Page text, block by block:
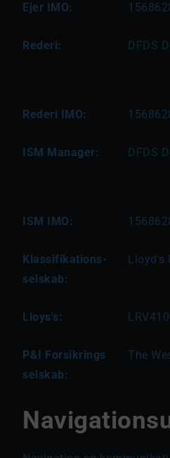
Ejer IMO:
Rederi: DFDS
Rederi IMO:
ISM Manager: DFDS
ISM IMO:
Klassifikations-
selskab:
Lloyd's
Lloys's:
P&I Forsikrings
selskab:
The